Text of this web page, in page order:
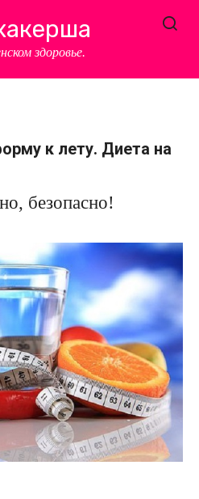
здоровье.
к лету. Диета на
безопасно!